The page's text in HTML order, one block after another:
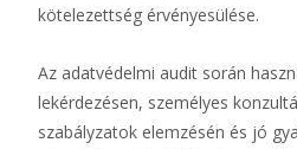
kötelezettség érvényesülése.
Az adatvédelmi audit során
lekérdezésen, személyes
szabályzatok elemzésén és jó